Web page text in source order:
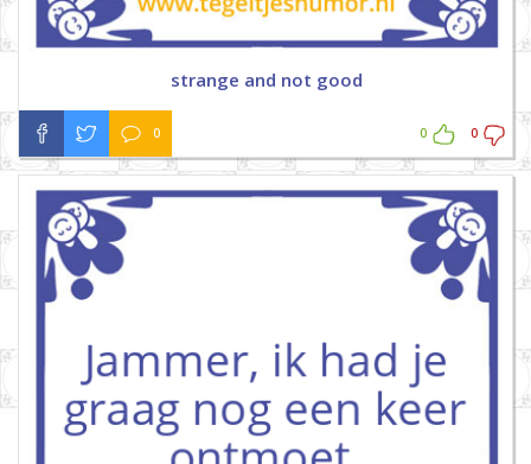
strange and not good
0 0 0